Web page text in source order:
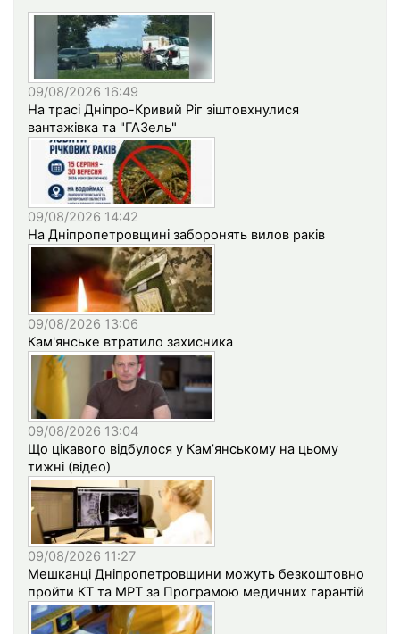
09/08/2026 16:49
На трасі Дніпро-Кривий Ріг зіштовхнулися
вантажівка та "ГАЗель"
09/08/2026 14:42
На Дніпропетровщині заборонять вилов раків
09/08/2026 13:06
Кам'янське втратило захисника
09/08/2026 13:04
Що цікавого відбулося у Кам’янському на цьому
тижні (відео)
09/08/2026 11:27
Мешканці Дніпропетровщини можуть безкоштовно
пройти КТ та МРТ за Програмою медичних гарантій